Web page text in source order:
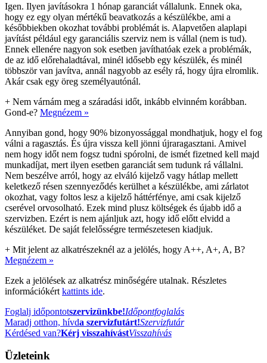
Igen. Ilyen javításokra 1 hónap garanciát vállalunk. Ennek oka,
hogy ez egy olyan mértékű beavatkozás a készülékbe, ami a
későbbiekben okozhat további problémát is. Alapvetően alaplapi
javítást például egy garanciális szerviz nem is vállal (nem is tud).
Ennek ellenére nagyon sok esetben javíthatóak ezek a problémák,
de az idő előrehaladtával, minél idősebb egy készülék, és minél
többször van javítva, annál nagyobb az esély rá, hogy újra elromlik.
Akár csak egy öreg személyautónál.
+ Nem várnám meg a száradási időt, inkább elvinném korábban.
Gond-e? Megnézem »
Annyiban gond, hogy 90% bizonyossággal mondhatjuk, hogy el fog
válni a ragasztás. És újra vissza kell jönni újraragasztani. Amivel
nem hogy időt nem fogsz tudni spórolni, de ismét fizetned kell majd
munkadíjat, mert ilyen esetben garanciát sem tudunk rá vállalni.
Nem beszélve arról, hogy az elváló kijelző vagy hátlap mellett
keletkező résen szennyeződés kerülhet a készülékbe, ami zárlatot
okozhat, vagy foltos lesz a kijelző háttérfénye, ami csak kijelző
cserével orvosolható. Ezek mind plusz költségek és újabb idő a
szervizben. Ezért is nem ajánljuk azt, hogy idő előtt elvidd a
készüléket. De saját felelősségre természetesen kiadjuk.
+ Mit jelent az alkatrészeknél az a jelölés, hogy A++, A+, A, B?
Megnézem »
Ezek a jelölések az alkatrész minőségére utalnak. Részletes
információkért kattints ide.
Foglalj időpontotszervizünkbe!Időpontfoglalás
Maradj otthon, hívda szervizfutárt!Szervizfutár
Kérdésed van?Kérj visszahívástVisszahívás
Üzleteink